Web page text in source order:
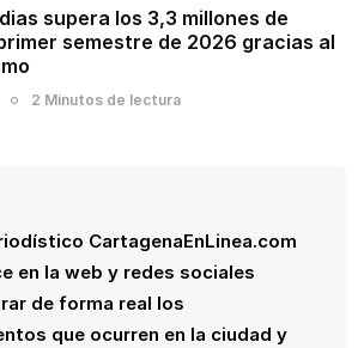
supera los 3,3 millones de
semestre de 2026 gracias al
2 Minutos de lectura
CartagenaEnLinea.com
en la web y redes sociales
de forma real los
que ocurren en la ciudad y